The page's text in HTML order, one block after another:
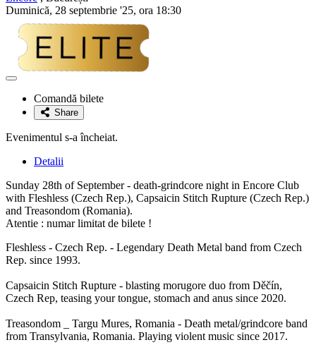
Duminică, 28 septembrie '25, ora 18:30
Adaugă
favoriteComandă bilete
Share
Evenimentul s-a încheiat.
Detalii
Sunday 28th of September - death-grindcore night in Encore Club
with Fleshless (Czech Rep.), Capsaicin Stitch Rupture (Czech Rep.)
and Treasondom (Romania).
Atentie : numar limitat de bilete !
Fleshless - Czech Rep. - Legendary Death Metal band from Czech
Rep. since 1993.
Capsaicin Stitch Rupture - blasting morugore duo from Děčín,
Czech Rep, teasing your tongue, stomach and anus since 2020.
Treasondom _ Targu Mures, Romania - Death metal/grindcore band
from Transylvania, Romania. Playing violent music since 2017.